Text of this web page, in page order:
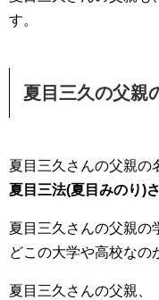
す。
夏目三久の父親
夏目三久さんの父親の
夏目三法(夏目みのり)
夏目三久さんの父親の
どこの大学や高校なの
夏目三久さんの父親、